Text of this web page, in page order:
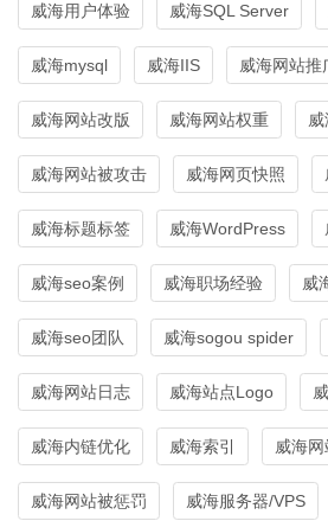
威海用户体验 威海SQL Server
威海mysql 威海IIS 威海网站推
威海网站改版 威海网站权重
威海网站被攻击 威海网页快照
威海标题标签 威海WordPress
威海seo案例 威海职场经验 威
威海seo团队 威海sogou spider
威海网站日志 威海站点Logo
威海内链优化 威海索引 威海
威海网站被惩罚 威海服务器/VPS